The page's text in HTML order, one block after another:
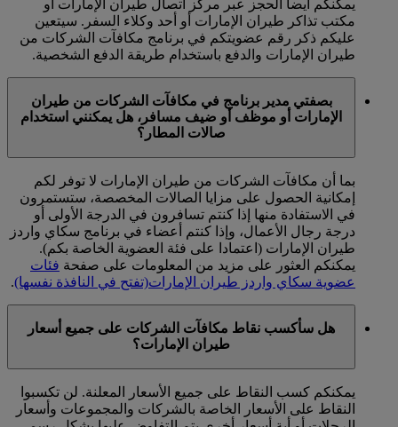
يمكنكم أيضا الحجز عبر مركز اتصال طيران الإمارات أو
مكتب تذاكر طيران الإمارات أو أحد وكلاء السفر. سيتعين
عليكم ذكر رقم عضويتكم في برنامج مكافآت الشركات من
طيران الإمارات والدفع باستخدام طريقة الدفع الشخصية.
بصفتي مدير برنامج في مكافآت الشركات من طيران
الإمارات أو موظف أو ضيف مسافر، هل يمكنني استخدام
صالات المطار؟
بما أن مكافآت الشركات من طيران الإمارات لا توفر لكم
إمكانية الحصول على مزايا الصالات المخصصة، ستستمرون
في الاستفادة منها إذا كنتم تسافرون في الدرجة الأولى أو
درجة رجال الأعمال، وإذا كنتم أعضاء في برنامج سكاي واردز
طيران الإمارات (اعتمادا على فئة العضوية الخاصة بكم).
يمكنكم العثور على مزيد من المعلومات على صفحة فئات
عضوية سكاي واردز طيران الإمارات(تفتح في النافذة نفسها).
هل سأكسب نقاط مكافآت الشركات على جميع أسعار
طيران الإمارات؟
يمكنكم كسب النقاط على جميع الأسعار المعلنة. لن تكسبوا
النقاط على الأسعار الخاصة بالشركات والمجموعات وأسعار